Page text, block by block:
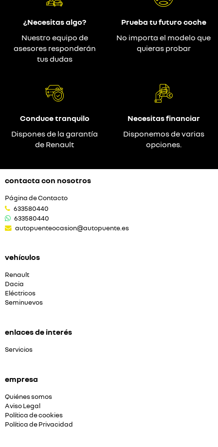
¿Necesitas algo?
Nuestro equipo de
asesores responderán
tus dudas
Prueba tu futuro coche
No importa el modelo que
quieras probar
Conduce tranquilo
Dispones de la garantía
de Renault
Necesitas financiar
Disponemos de varias
opciones.
contacta con nosotros
Página de Contacto
633580440
633580440
autopuenteocasion@autopuente.es
vehículos
Renault
Dacia
Eléctricos
Seminuevos
enlaces de interés
Servicios
empresa
Quiénes somos
Aviso Legal
Política de cookies
Política de Privacidad